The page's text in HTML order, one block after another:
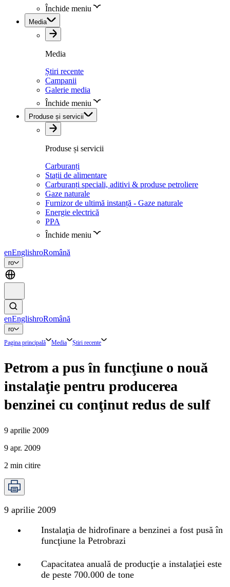
Închide meniu
Media
Media
Știri recente
Campanii
Galerie media
Închide meniu
Produse și servicii
Produse și servicii
Carburanți
Stații de alimentare
Carburanți speciali, aditivi & produse petroliere
Gaze naturale
Furnizor de ultimă instanță - Gaze naturale
Energie electrică
PPA
Închide meniu
enEnglishroRomână
ro
enEnglishroRomână
ro
Pagina principală Media Știri recente
Petrom a pus în funcţiune o nouă
instalaţie pentru producerea
benzinei cu conţinut redus de sulf
9 aprilie 2009
9 apr. 2009
2 min citire
9 aprilie 2009
Instalaţia de hidrofinare a benzinei a fost pusă în
funcţiune la Petrobrazi
Capacitatea anuală de producţie a instalaţiei este
de peste 700.000 de tone